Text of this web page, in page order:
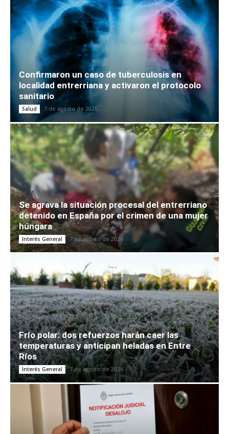
Confirmaron un caso de tuberculosis en
localidad entrerriana y activaron el protocolo
sanitario
Salud 7 de agosto de 2026
Se agrava la situación procesal del entrerriano
detenido en España por el crimen de una mujer
húngara
Interés General 7 de agosto de 2026
Frío polar: dos refuerzos harán caer las
temperaturas y anticipan heladas en Entre
Ríos
Interés General 7 de agosto de 2026